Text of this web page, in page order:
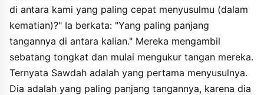
di antara kami yang paling cepat menyusulmu (dalam
kematian)?" Ia berkata: "Yang paling panjang
tangannya di antara kalian." Mereka mengambil
sebatang tongkat dan mulai mengukur tangan mereka.
Ternyata Sawdah adalah yang pertama menyusulnya.
Dia adalah yang paling panjang tangannya, karena dia